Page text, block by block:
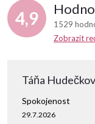
4,9
1529
Zobrazit
Táňa
29.7.2026
Spokojenost